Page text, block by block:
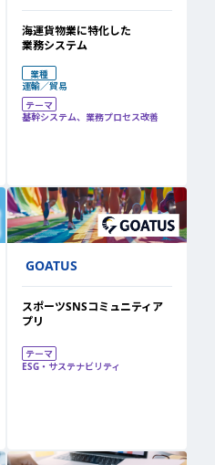
海運貨物業に特化した
業務システム
業種
運輸／貿易
テーマ
基幹システム、業務プロセス改善
GOATUS
スポーツSNSコミュニティア
プリ
テーマ
ESG・サステナビリティ